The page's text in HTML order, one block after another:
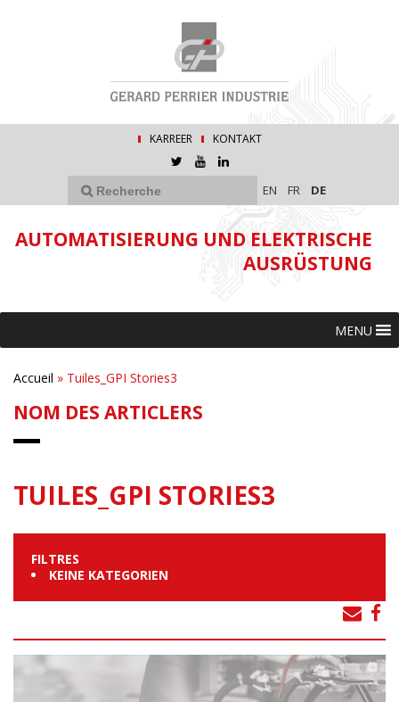
KARREER KONTAKT
EN FR DE
AUTOMATISIERUNG UND ELEKTRISCHE
AUSRÜSTUNG
MENU
Accueil » Tuiles_GPI Stories3
NOM DES ARTICLERS
TUILES_GPI STORIES3
FILTRES
KEINE KATEGORIEN